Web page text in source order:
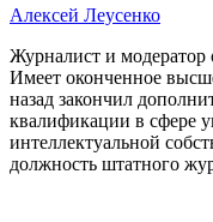
Алексей Леусенко
Журналист и модератор
Имеет оконченное
назад закончил
квалификации в сфере
интеллектуальной
должность штатного